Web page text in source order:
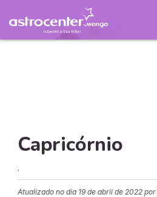
Capricórnio
.
Atualizado no dia 19 de abril de 2022 por